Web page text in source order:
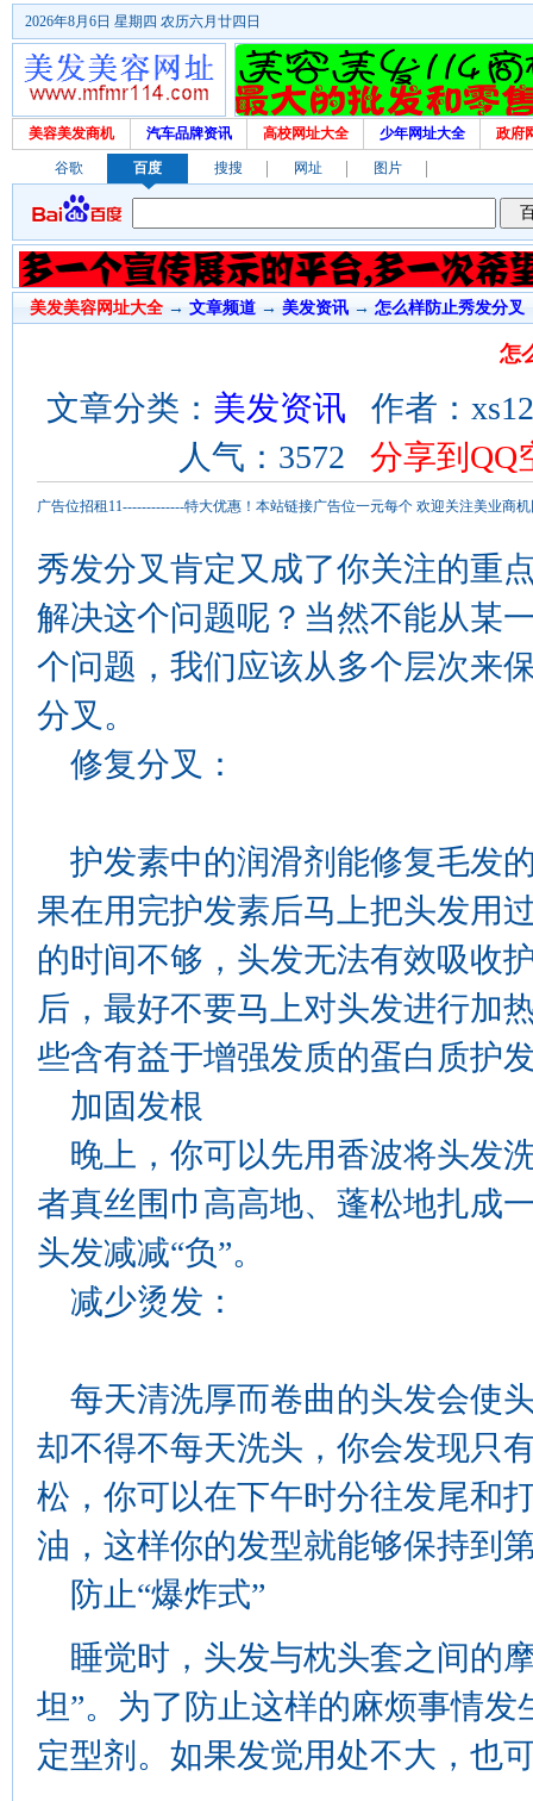
2026年8月6日 星期四 农历六月廿四日
美容美发商机 汽车品牌资讯 高校网址大全 少年网址大全 政府
谷歌 百度 搜搜 网址 图片
美发美容网址大全 → 文章频道→ 美发资讯 → 怎么样防止秀发分叉
怎
文章分类： 美发资讯 作者：
人气：3572 分享到QQ
广告位招租11-------------特大优惠！本站链接广告位一元每个 欢迎关注美业商
秀发分叉肯定又成了你关注的重
解决这个问题呢？当然不能从某
个问题，我们应该从多个层次来
分叉。
修复分叉：
护发素中的润滑剂能修复毛发
果在用完护发素后马上把头发用
的时间不够，头发无法有效吸收
后，最好不要马上对头发进行加
些含有益于增强发质的蛋白质护
加固发根
晚上，你可以先用香波将头发
者真丝围巾高高地、蓬松地扎成
头发减减“负”。
减少烫发：
每天清洗厚而卷曲的头发会使
却不得不每天洗头，你会发现只
松，你可以在下午时分往发尾和
油，这样你的发型就能够保持到
防止“爆炸式”
睡觉时，头发与枕头套之间的
坦”。为了防止这样的麻烦事情
定型剂。如果发觉用处不大，也